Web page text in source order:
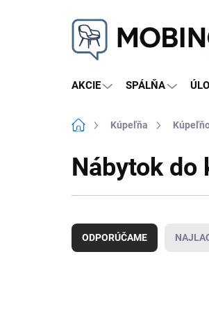
AKCIE SPÁLŇA
DomovKúpeľňa
Nábytok do
a
d
ODPORÚČAME